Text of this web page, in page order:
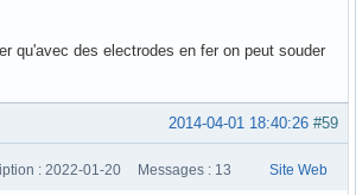
qu'avec des electrodes en fer on peut souder
#59
2014-04-01 18:40:26
: 2022-01-20 Messages : 13 Site Web